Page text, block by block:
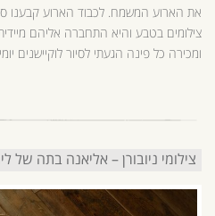
את הארוע המשמח. לכבוד הארוע קבענו
צילומים בטבע והיא התחברה אליהם
ומכירה כל פינה הגעתי לסיור לוקיישנים
צילומי ניובורן – אליאנה בתה של